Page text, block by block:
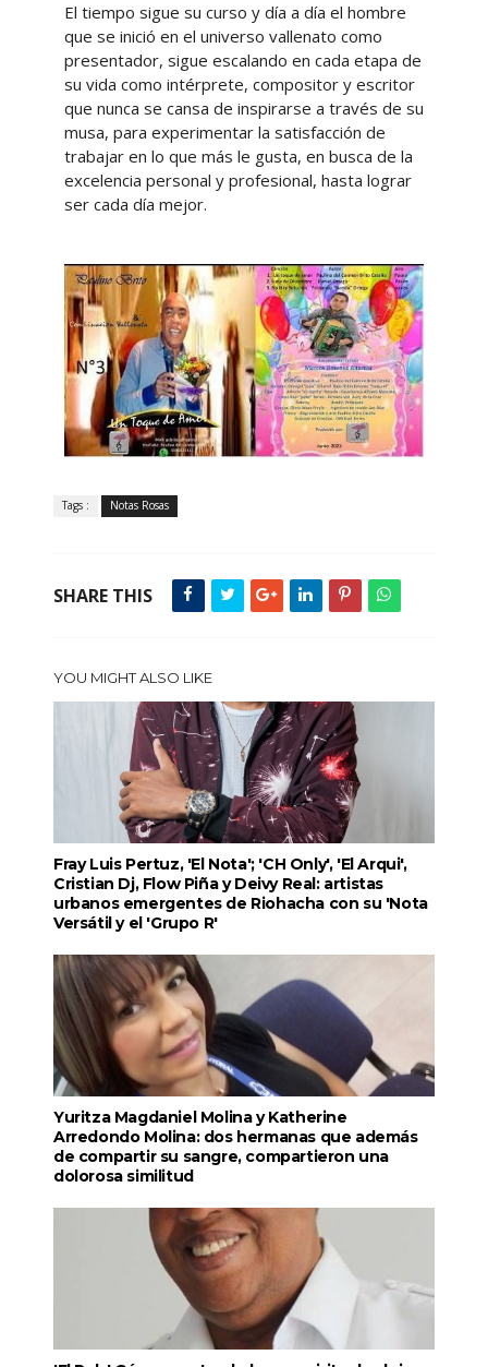
El tiempo sigue su curso y día a día el hombre
que se inició en el universo vallenato como
presentador, sigue escalando en cada etapa de
su vida como intérprete, compositor y escritor
que nunca se cansa de inspirarse a través de su
musa, para experimentar la satisfacción de
trabajar en lo que más le gusta, en busca de la
excelencia personal y profesional, hasta lograr
ser cada día mejor.
Tags : Notas Rosas
SHARE THIS
YOU MIGHT ALSO LIKE
Fray Luis Pertuz, 'El Nota'; 'CH Only', 'El Arqui',
Cristian Dj, Flow Piña y Deivy Real: artistas
urbanos emergentes de Riohacha con su 'Nota
Versátil y el 'Grupo R'
Yuritza Magdaniel Molina y Katherine
Arredondo Molina: dos hermanas que además
de compartir su sangre, compartieron una
dolorosa similitud